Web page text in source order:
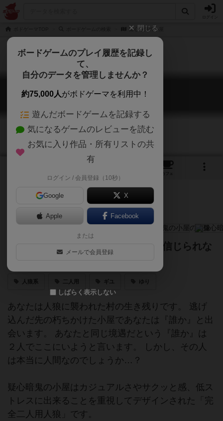
疑心暗鬼の小屋
疑心暗鬼の小屋
Gishin Anki no Koya
カフェ
プレイ時間3分。それだけで相手が信じられな
いGM不要完全二人用人狼。
人狼系 二人用 ギユ ゆり
あなたは人狼に襲われた村の生き残りです。 逃げ
込んだ先の朽ちかけた小屋であなたは『誰か』と出
会います。 あなたと同じ境遇だという『誰か』は
２人でここにいようと言います。 しかし、その人
は本当に人間なのでしょうか…？
疑心暗鬼の小屋はカジュアルさやサクッと感、低ス
トレスに出来ることを重視してデザインされた「完
全二人用人狼」です。
閉じる
ボードゲームのプレイ履歴を記録し
て、
自分のデータを管理しませんか？
約75,000人がボドゲーマを利用中！
遊んだボードゲームを記録する
気になるゲームのレビューを読む
お気に入り作品・所有リストの共
有
ログイン / 会員登録（10秒）
Google X
Apple Facebook
または
メールで会員登録
しばらく表示しない